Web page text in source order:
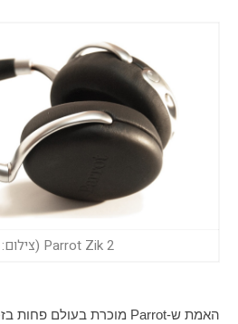
Parrot Zik 2 (צילום: גד גניר)
האמת ש-Parrot מוכרת בעולם פחות